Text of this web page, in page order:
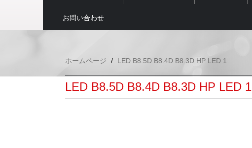
お問い合わせ
ホームページ LED B8.5D B8.4D B8.3D HP LED 1
LED B8.5D B8.4D B8.3D HP LED 1